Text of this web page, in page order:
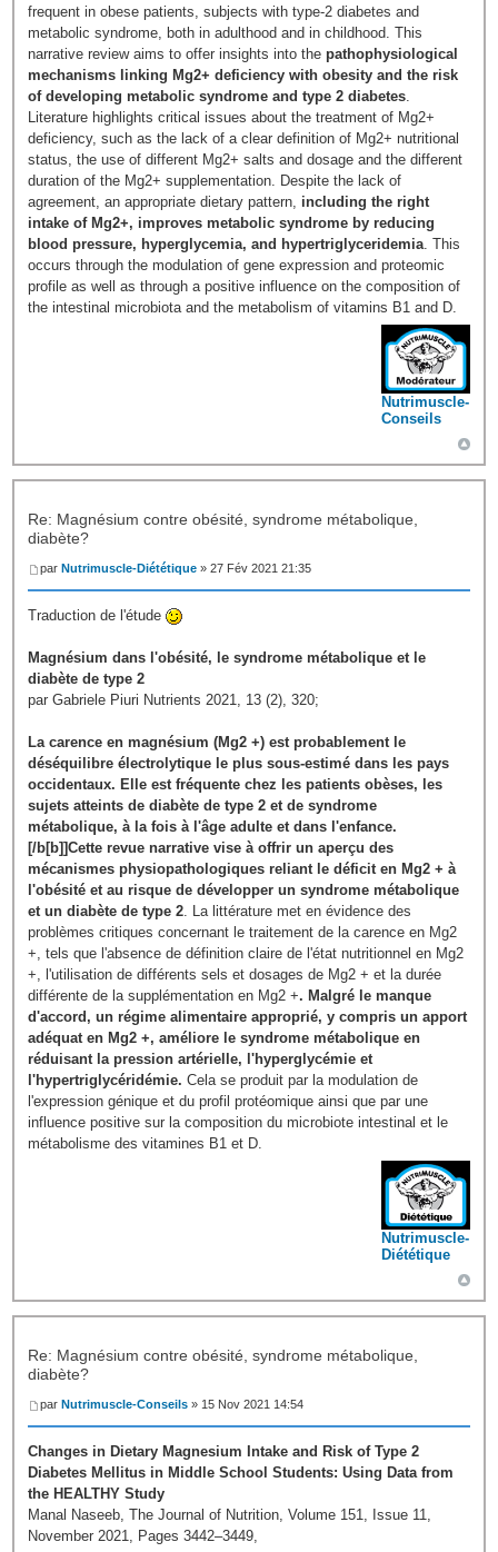
frequent in obese patients, subjects with type-2 diabetes and
metabolic syndrome, both in adulthood and in childhood. This
narrative review aims to offer insights into thepathophysiological
mechanisms linking Mg2+ deficiency with obesity and the risk
of developing metabolic syndrome and type 2 diabetes
Literature highlights critical issues about the treatment of Mg2+
deficiency, such as the lack of a clear definition of Mg2+ nutritional
status, the use of different Mg2+ salts and dosage and the different
duration of the Mg2+ supplementation. Despite the lack of
agreement, an appropriate dietary pattern, including the right
intake of Mg2+, improves metabolic syndrome by reducing
blood pressure, hyperglycemia, and hypertriglyceridemia . This
occurs through the modulation of gene expression and proteomic
profile as well as through a positive influence on the composition of
the intestinal microbiota and the metabolism of vitamins B1 and D.
Nutrimuscle-
Conseils
Re: Magnésium contre obésité, syndrome métabolique,
diabète?
parNutrimuscle-Diététique » 27 Fév 2021 21:35
Traduction de l'étude
Magnésium dans l'obésité, le syndrome métabolique et le
diabète de type 2
par Gabriele Piuri Nutrients 2021, 13 (2), 320;
La carence en magnésium (Mg2 +) est probablement le
déséquilibre électrolytique le plus sous-estimé dans les pays
occidentaux. Elle est fréquente chez les patients obèses, les
sujets atteints de diabète de type 2 et de syndrome
métabolique, à la fois à l'âge adulte et dans l'enfance.
[/b[b]]Cette revue narrative vise à offrir un aperçu des
mécanismes physiopathologiques reliant le déficit en Mg2 + à
l'obésité et au risque de développer un syndrome métabolique
et un diabète de type 2 . La littérature met en évidence des
problèmes critiques concernant le traitement de la carence en Mg2
+, tels que l'absence de définition claire de l'état nutritionnel en Mg2
+, l'utilisation de différents sels et dosages de Mg2 + et la durée
différente de la supplémentation en Mg2 +. Malgré le manque
d'accord, un régime alimentaire approprié, y compris un apport
adéquat en Mg2 +, améliore le syndrome métabolique en
réduisant la pression artérielle, l'hyperglycémie et
l'hypertriglycéridémie. Cela se produit par la modulation de
l'expression génique et du profil protéomique ainsi que par une
influence positive sur la composition du microbiote intestinal et le
métabolisme des vitamines B1 et D.
Nutrimuscle-
Diététique
Re: Magnésium contre obésité, syndrome métabolique,
diabète?
parNutrimuscle-Conseils » 15 Nov 2021 14:54
Changes in Dietary Magnesium Intake and Risk of Type 2
Diabetes Mellitus in Middle School Students: Using Data from
the HEALTHY Study
Manal Naseeb, The Journal of Nutrition, Volume 151, Issue 11,
November 2021, Pages 3442–3449,